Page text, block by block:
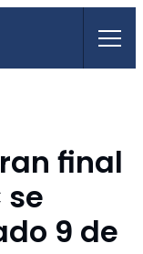
final
se
9 de